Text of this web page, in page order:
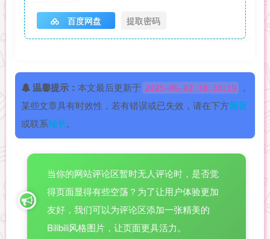
百度网盘 提取密码
温馨提示： 本文最后更新于 2025-06-02 10:33:19
，
某些文章具有时效性，若有错误或已失效，请在下方留言
或联系站长。
当你的网站评论区暂时无人评论时，是否觉
得页面显得有些空荡？为了让用户体验更加
友好，我们可以为评论区添加一张精美的
Bilibili风格图片，让页面更具活力。